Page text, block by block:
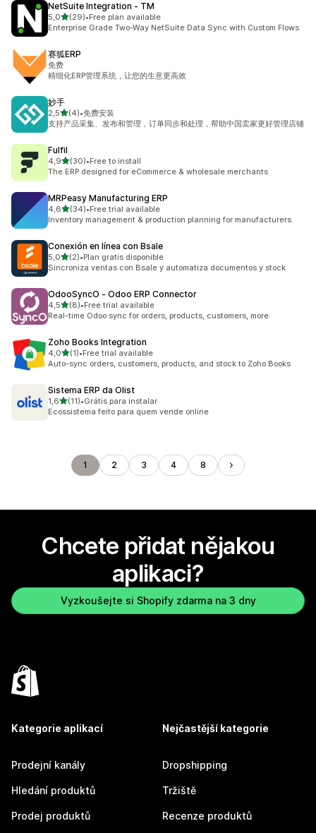
NetSuite Integration ‑ TM
5,0z 5 hvězd
(29)
Celkový počet recenzí: 29
•Free plan available
Enterprise Grade Two-Way NetSuite Data Sync with Custom Flows
赛狐ERP
免费
精细化ERP管理系统，让您的生意更高效
妙手
2,5z 5 hvězd
(4)
Celkový počet recenzí: 4
•免费安装
支持产品采集、发布和管理，订单同步和处理，帮助中国卖家更好管理店铺
Fulfil
4,9z 5 hvězd
(30)
Celkový počet recenzí: 30
•Free to install
The ERP designed for eCommerce & wholesale merchants
MRPeasy Manufacturing ERP
4,6z 5 hvězd
(34)
Celkový počet recenzí: 34
•Free trial available
Inventory management & production planning for manufacturers.
Conexión en línea con Bsale
5,0z 5 hvězd
(2)
Celkový počet recenzí: 2
•Plan gratis disponible
Sincroniza ventas con Bsale y automatiza documentos y stock
OdooSyncO ‑ Odoo ERP Connector
4,5z 5 hvězd
(8)
Celkový počet recenzí: 8
•Free trial available
Real-time Odoo sync for orders, products, customers, more.
Zoho Books Integration
4,0z 5 hvězd
(1)
Celkový počet recenzí: 1
•Free trial available
Auto-sync orders, customers, products, and stock to Zoho Books
Sistema ERP da Olist
1,6z 5 hvězd
(11)
Celkový počet recenzí: 11
•Grátis para instalar
Ecossistema feito para quem vende online
1 2 3 4 8
Chcete přidat nějakou
aplikaci?
Vyzkoušejte si Shopify zdarma na 3 dny
Kategorie aplikací
Prodejní kanály
Hledání produktů
Prodej produktů
Nejčastější kategorie
Dropshipping
Tržiště
Recenze produktů